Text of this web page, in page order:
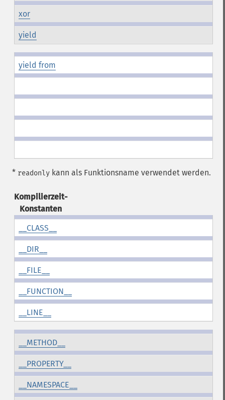
xor
yield
yield from
* readonly kann als Funktionsname verwendet werden.
Kompilierzeit-
Konstanten
__CLASS__
__DIR__
__FILE__
__FUNCTION__
__LINE__
__METHOD__
__PROPERTY__
__NAMESPACE__